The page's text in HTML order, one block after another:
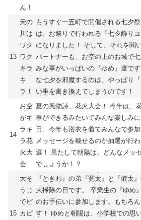
ん！
13
天の
川は
ワク
ワク
キラ
キ
ラ！
もうすぐ一五町で開催される七夕
は、お祭りで行われる『七夕飾り
になりました！ そして、それを聞
パートナーも、お空の上のお城で
みな事がいっぱいの『ゆめ』達で
な七夕を邪魔するのは、やっぱり
い事を書き換えてしまうのです！
14
お空
がキ
ラキ
ラ花
火大
会
夏の風物詩、花火大会！ 今年は、
事ができるみたいでみんな楽しみ
日。今年も浴衣を着てみんなで参
メッセージを載せるのか抽選が行
選！ 果たして朝陽は、どんなメッ
でしょうか！？
15
大そ
うじ
でピ
カピ
『ときわ』の弟『寛太』と『健太
大掃除の日です。 卒業生の『ゆめ
のお手伝いに参加します。もちろ
す！ ゆめと朝陽は、小学校での思